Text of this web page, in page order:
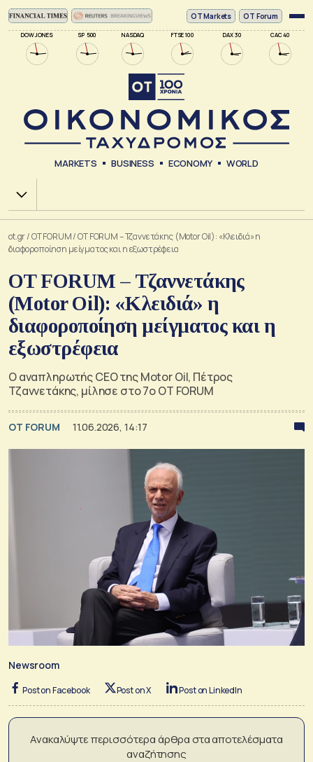
DOW JONES SP 500 NASDAQ FTSE 100 DAX 30 CAC 40
ΟΤ Markets OT Forum
MARKETS BUSINESS ECONOMY WORLD
Χ.Α.
ot.gr/OT FORUM/OT FORUM – Τζαννετάκης (Motor Oil): «Κλειδιά» η
διαφοροποίηση μείγματος και η εξωστρέφεια
OT FORUM – Τζαννετάκης
(Motor Oil): «Κλειδιά» η
διαφοροποίηση μείγματος και η
εξωστρέφεια
Ο αναπληρωτής CEO της Motor Oil, Πέτρος
Τζαννετάκης, μίλησε στο 7ο OT FORUM
OT FORUM 11.06.2026, 14:17
Newsroom
Post on Facebook Post on X Post on LinkedIn
Ανακαλύψτε περισσότερα άρθρα στα αποτελέσματα
αναζήτησης